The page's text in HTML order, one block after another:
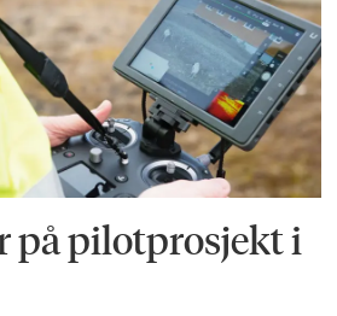
på pilotprosjekt i